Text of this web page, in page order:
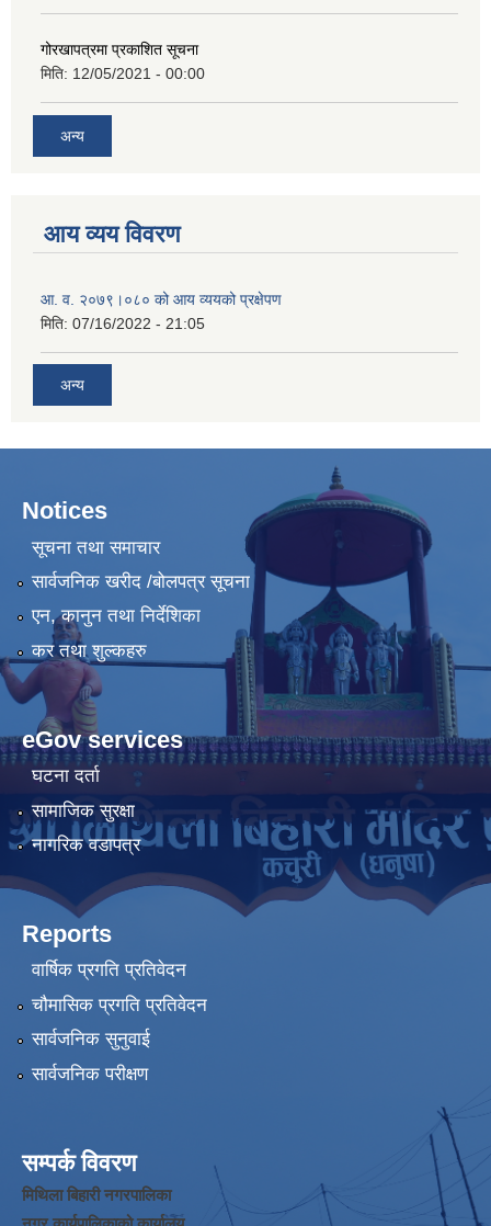
गोरखापत्रमा प्रकाशित सूचना
मिति: 12/05/2021 - 00:00
अन्य
आय व्यय विवरण
आ. व. २०७९।०८० को आय व्ययको प्रक्षेपण
मिति: 07/16/2022 - 21:05
अन्य
Notices
सूचना तथा समाचार
सार्वजनिक खरीद /बोलपत्र सूचना
एन, कानुन तथा निर्देशिका
कर तथा शुल्कहरु
eGov services
घटना दर्ता
सामाजिक सुरक्षा
नागरिक वडापत्र
Reports
वार्षिक प्रगति प्रतिवेदन
चौमासिक प्रगति प्रतिवेदन
सार्वजनिक सुनुवाई
सार्वजनिक परीक्षण
सम्पर्क विवरण
मिथिला बिहारी नगरपालिका